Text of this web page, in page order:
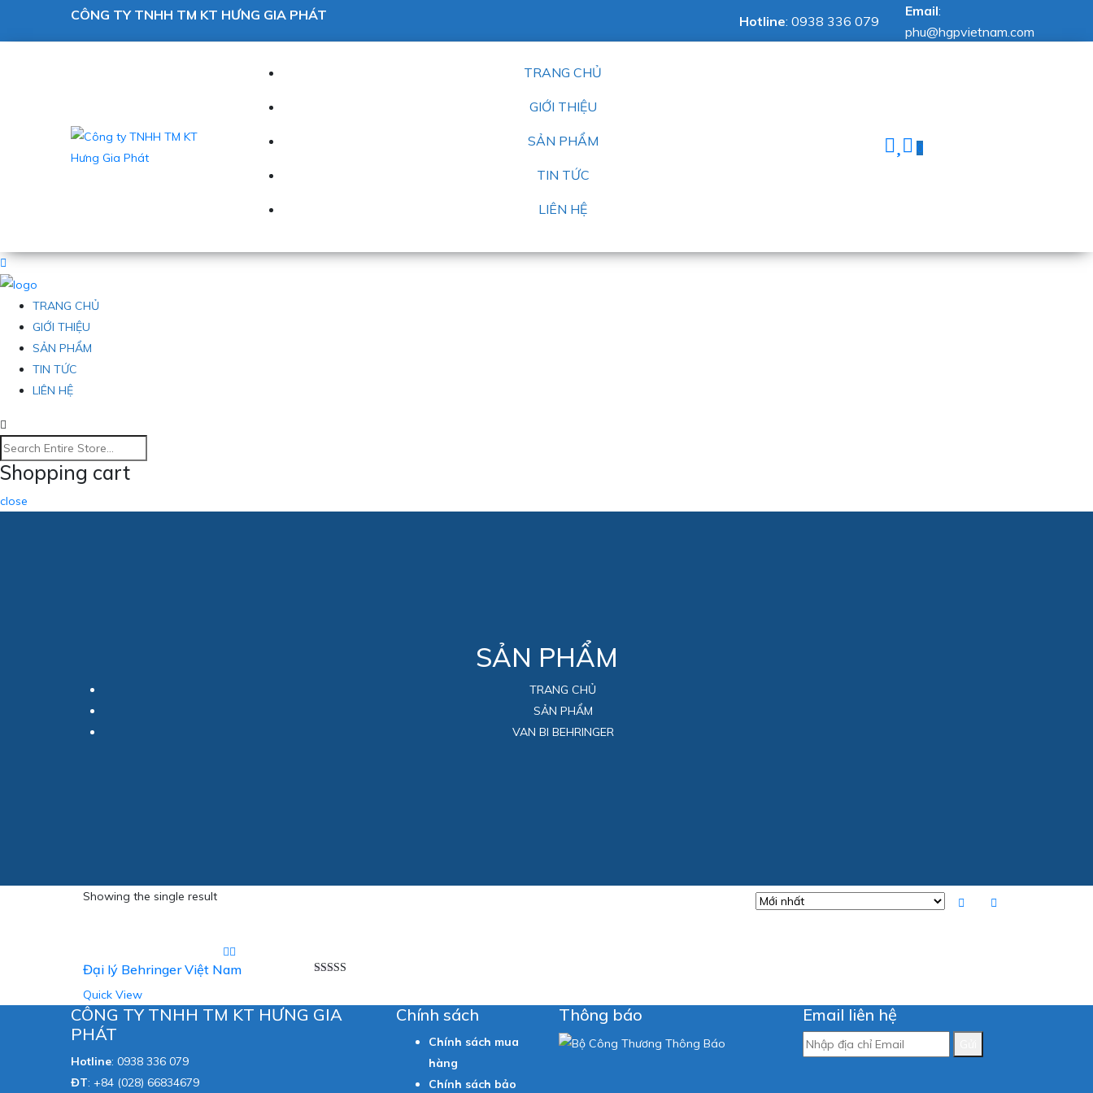
CÔNG TY TNHH TM KT HƯNG GIA PHÁT Hotline: 0938 336 079
Email:
phu@hgpvietnam.com
TRANG CHỦ
GIỚI THIỆU
SẢN PHẨM
TIN TỨC
LIÊN HỆ
0
TRANG CHỦ
GIỚI THIỆU
SẢN PHẨM
TIN TỨC
LIÊN HỆ
Shopping cart
close
SẢN PHẨM
TRANG CHỦ
SẢN PHẨM
VAN BI BEHRINGER
Showing the single result
sao
Đại lý Behringer Việt Nam
Quick View
CÔNG TY TNHH TM KT HƯNG GIA
PHÁT
Hotline: 0938 336 079
ĐT: +84 (028) 66834679
Chính sách
Chính sách mua
hàng
Chính sách bảo
Thông báo Email liên hệ